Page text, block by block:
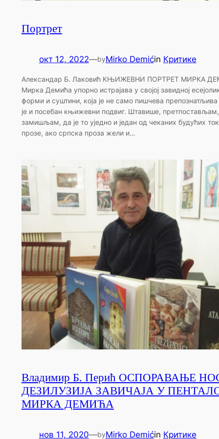
Портрет
окт 12, 2022—byMirko Demićin Критике
Александар Б. Лаковић КЊИЖЕВНИ ПОРТРЕТ МИРКА
Мирка Демића упорно истрајава у својој завидној
форми и суштини, која је не само пишчева препознатљива
је и посебан књижевни подвиг. Штавише,
замишљам, да је то уједно и један од чеканих будућих
прозе, ако српска проза жели и…
Владимир Б. Перић ОСПОРАВАЊЕ
ДЕЗИЛУЗИЈА ЗАВИЧАЈА У
МИРКА ДЕМИЋА
нов 11, 2020—byMirko Demićin Критике